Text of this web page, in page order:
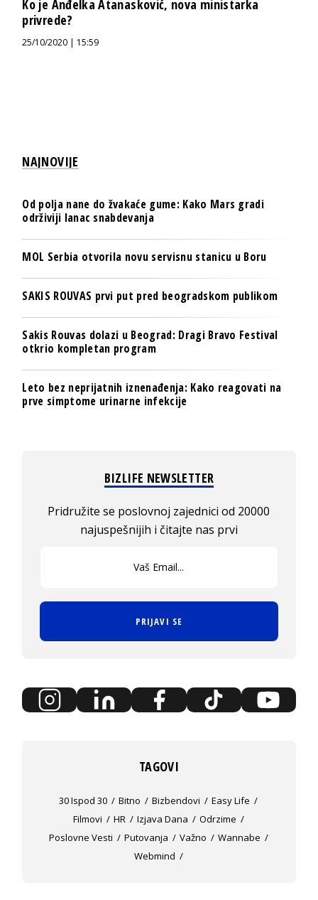
Ko je Anđelka Atanasković, nova ministarka
privrede?
25/10/2020 | 15:59
NAJNOVIJE
Od polja nane do žvakaće gume: Kako Mars gradi
održiviji lanac snabdevanja
MOL Serbia otvorila novu servisnu stanicu u Boru
SAKIS ROUVAS prvi put pred beogradskom publikom
Sakis Rouvas dolazi u Beograd: Dragi Bravo Festival
otkrio kompletan program
Leto bez neprijatnih iznenađenja: Kako reagovati na
prve simptome urinarne infekcije
BIZLIFE NEWSLETTER
Pridružite se poslovnoj zajednici od 20000
najuspešnijih i čitajte nas prvi
PRIJAVI SE
TAGOVI
30 Ispod 30 Bitno Bizbendovi
Easy Life
Filmovi
HR Izjava Dana
Odrzime
Poslovne Vesti
Putovanja Važno
Wannabe
Webmind